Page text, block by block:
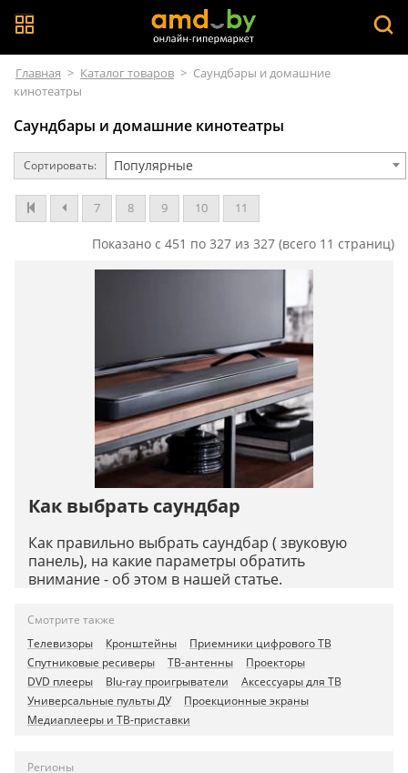
Главная > Каталог товаров > Саундбары и домашние
кинотеатры
Саундбары и домашние кинотеатры
Сортировать: Популярные
7 8 9 10 11
Показано с 451 по 327 из 327 (всего 11 страниц)
Как выбрать саундбар
Как правильно выбрать саундбар ( звуковую
панель), на какие параметры обратить
внимание - об этом в нашей статье.
Смотрите также
Телевизоры
Кронштейны
Приемники цифрового ТВ
Спутниковые ресиверы
ТВ-антенны
Проекторы
DVD плееры
Blu-ray проигрыватели
Аксессуары для ТВ
Универсальные пульты ДУ
Проекционные экраны
Медиаплееры и ТВ-приставки
Регионы